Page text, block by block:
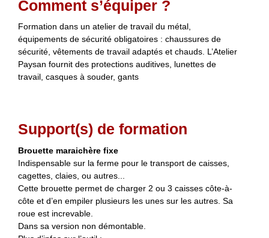
Comment s’équiper ?
Formation dans un atelier de travail du métal,
équipements de sécurité obligatoires : chaussures de
sécurité, vêtements de travail adaptés et chauds. L’Atelier
Paysan fournit des protections auditives, lunettes de
travail, casques à souder, gants
Support(s) de formation
Brouette maraichère fixe
Indispensable sur la ferme pour le transport de caisses,
cagettes, claies, ou autres...
Cette brouette permet de charger 2 ou 3 caisses côte-à-
côte et d’en empiler plusieurs les unes sur les autres. Sa
roue est increvable.
Dans sa version non démontable.